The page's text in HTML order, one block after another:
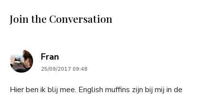
Join the Conversation
Fransays:
25/09/2017 09:48
Hier ben ik blij mee. English muffins zijn bij mij in de